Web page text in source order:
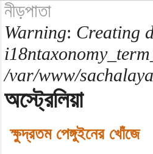
নীড়পাতা
Warning: Creating
/var/www/
অস্ট্রেলিয়া
ক্ষুদ্রতম পেঙ্গুইনের খোঁজে